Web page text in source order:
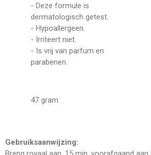
- Deze formule is
dermatologisch getest.
- Hypoallergeen.
- Irriteert niet.
- Is vrij van parfum en
parabenen.
47 gram
Gebruiksaanwijzing: